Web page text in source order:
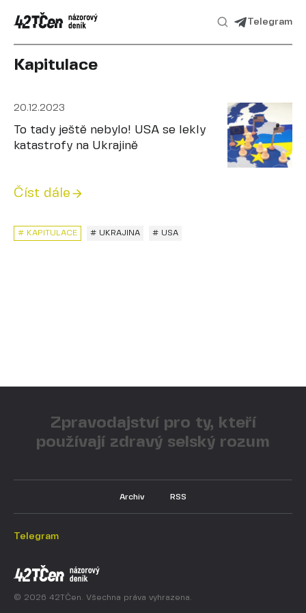
Telegram
Kapitulace
20.12.2023
To tady ještě nebylo! USA se lekly
katastrofy na Ukrajině
Číst dále
# UKRAJINA # USA
# KAPITULACE
Zpravodajství pro ty, kteří
používají zdravý selský rozum
Archiv RSS
© 2026 42TČen. Všechna práva vyhrazena.
Telegram